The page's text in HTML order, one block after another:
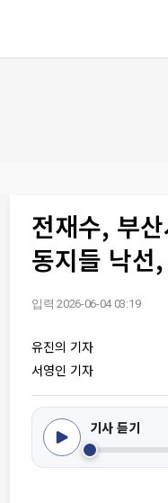
전재수, 부
동지들 낙
입력 2026-06-04 03:19
유진의 기자
서영인 기자
기사 듣기